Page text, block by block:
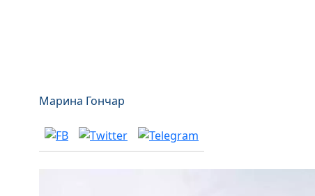
Марина Гончар